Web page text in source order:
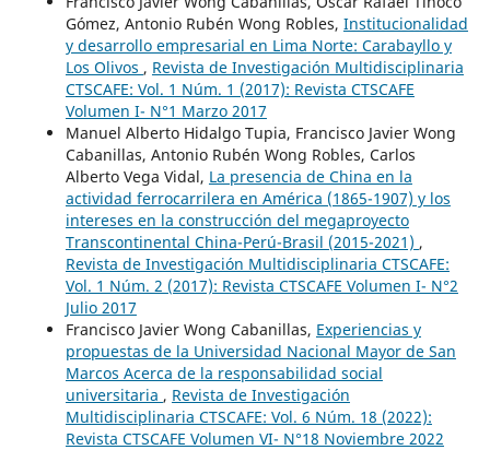
Gómez, Antonio Rubén Wong Robles, Institucionalidad
y desarrollo empresarial en Lima Norte: Carabayllo y
Los Olivos , Revista de Investigación Multidisciplinaria
CTSCAFE: Vol. 1 Núm. 1 (2017): Revista CTSCAFE
Volumen I- N°1 Marzo 2017
Manuel Alberto Hidalgo Tupia, Francisco Javier Wong
Cabanillas, Antonio Rubén Wong Robles, Carlos
Alberto Vega Vidal, La presencia de China en la
actividad ferrocarrilera en América (1865-1907) y los
intereses en la construcción del megaproyecto
Transcontinental China-Perú-Brasil (2015-2021) ,
Revista de Investigación Multidisciplinaria CTSCAFE:
Vol. 1 Núm. 2 (2017): Revista CTSCAFE Volumen I- N°2
Julio 2017
Francisco Javier Wong Cabanillas, Experiencias y
propuestas de la Universidad Nacional Mayor de San
Marcos Acerca de la responsabilidad social
universitaria , Revista de Investigación
Multidisciplinaria CTSCAFE: Vol. 6 Núm. 18 (2022):
Revista CTSCAFE Volumen VI- N°18 Noviembre 2022